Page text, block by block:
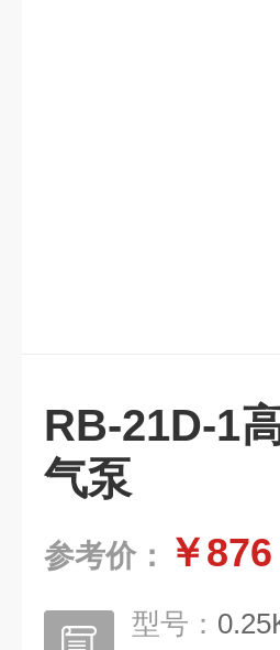
RB-21D-1
气泵
参考价： ￥876
型号：